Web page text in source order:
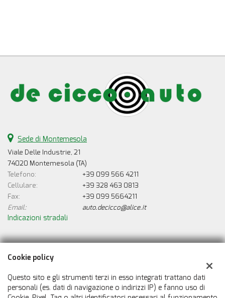
Sede di Montemesola
Viale Delle Industrie, 21
74020 Montemesola (TA)
Telefono:
+39 099 566 4211
Cellulare:
+39 328 463 0813
Fax:
+39 099 5664211
Email:
auto.decicco@alice.it
Indicazioni stradali
Dati fiscali:
De Cicco Auto
Viale Delle Industrie, 21, Montemesola (TA)
C.F/P.IVA:00388550733
Cookie policy
Questo sito e gli strumenti terzi in esso integrati trattano dati
personali (es. dati di navigazione o indirizzi IP) e fanno uso di